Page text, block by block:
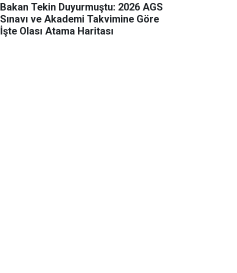
Bakan Tekin Duyurmuştu: 2026 AGS
Sınavı ve Akademi Takvimine Göre
İşte Olası Atama Haritası